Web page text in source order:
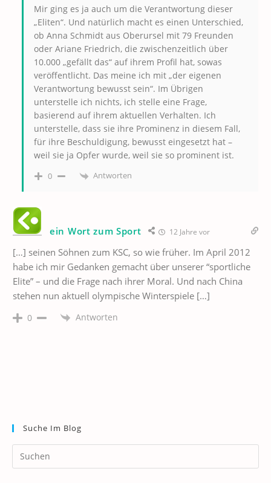
Mir ging es ja auch um die Verantwortung dieser
„Eliten“. Und natürlich macht es einen Unterschied,
ob Anna Schmidt aus Oberursel mit 79 Freunden
oder Ariane Friedrich, die zwischenzeitlich über
10.000 „gefällt das“ auf ihrem Profil hat, sowas
veröffentlicht. Das meine ich mit „der eigenen
Verantwortung bewusst sein“. Im Übrigen
unterstelle ich nichts, ich stelle eine Frage,
basierend auf ihrem aktuellen Verhalten. Ich
unterstelle, dass sie ihre Prominenz in diesem Fall,
für ihre Beschuldigung, bewusst eingesetzt hat –
weil sie ja Opfer wurde, weil sie so prominent ist.
0 Antworten
ein Wort zum Sport 12 Jahre vor
[…] seinen Söhnen zum KSC, so wie früher. Im April 2012
habe ich mir Gedanken gemacht über unserer “sportliche
Elite” – und die Frage nach ihrer Moral. Und nach China
stehen nun aktuell olympische Winterspiele […]
0 Antworten
Suche Im Blog